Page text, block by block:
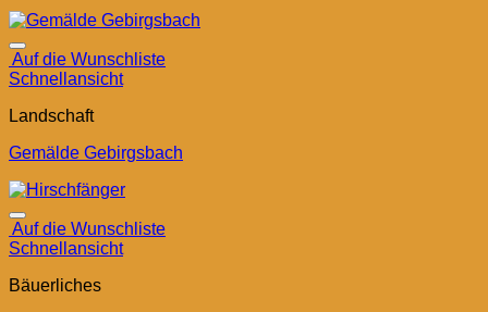
Auf die Wunschliste
Schnellansicht
Landschaft
Gemälde Gebirgsbach
Auf die Wunschliste
Schnellansicht
Bäuerliches